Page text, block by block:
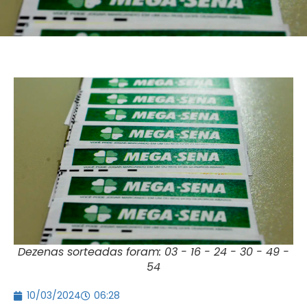
Dezenas sorteadas foram: 03 - 16 - 24 - 30 - 49 -
54
10/03/2024 06:28